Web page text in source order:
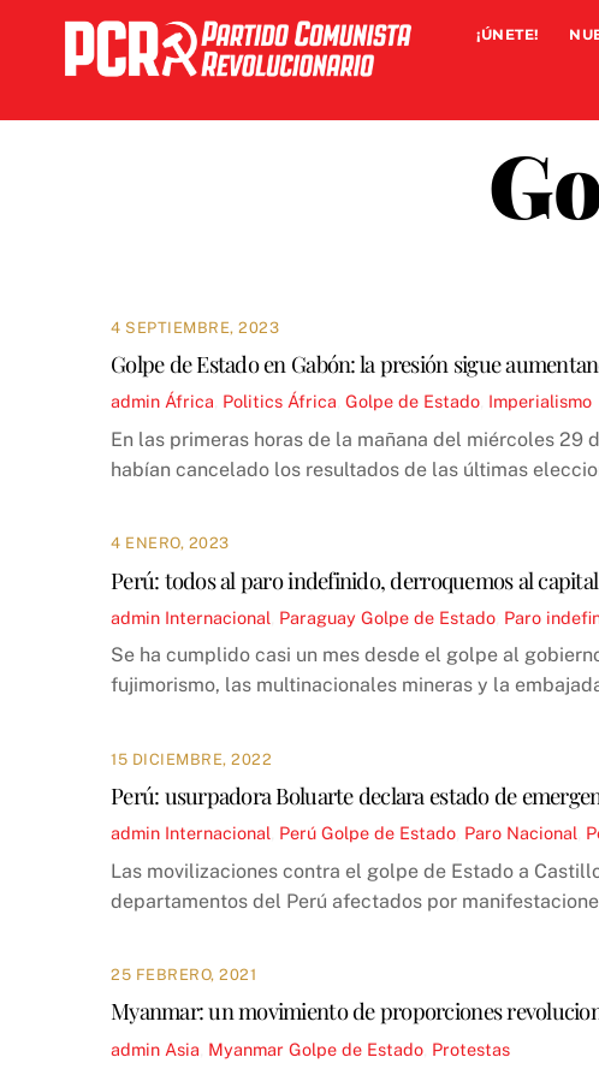
content
¡ÚNETE!
4 SEPTIEMBRE, 2023
Golpe de Estado en Gabón: la presión sigue
admin África Politics África Golpe de Estado Imperialismo
En las primeras horas de la mañana del miércoles
habían cancelado los resultados de las últimas
4 ENERO, 2023
Perú: todos al paro indefinido, derroquemos al capital
admin Internacional Paraguay Golpe de Estado Paro
Se ha cumplido casi un mes desde el golpe al
fujimorismo, las multinacionales mineras y la
15 DICIEMBRE, 2022
Perú: usurpadora Boluarte declara estado de
admin Internacional Perú Golpe de Estado Paro Nacional
Las movilizaciones contra el golpe de Estado a
departamentos del Perú afectados por
25 FEBRERO, 2021
Myanmar: un movimiento de proporciones
admin Asia Myanmar Golpe de Estado Protestas